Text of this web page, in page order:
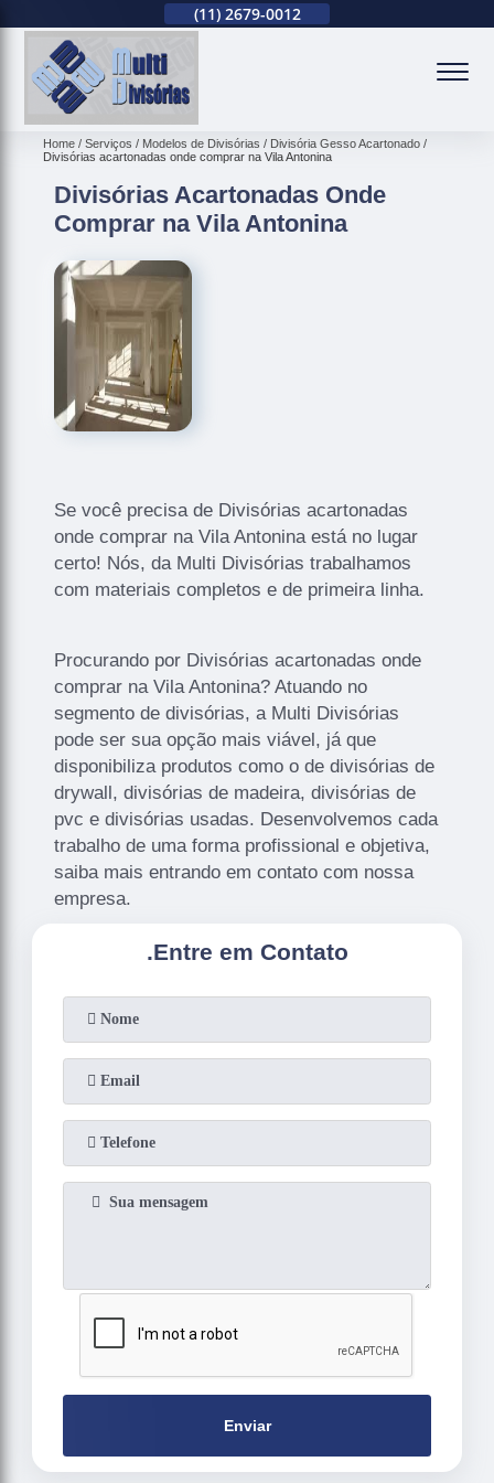
(11) 2679-0012
Home Serviços Modelos de Divisórias
Divisória Gesso Acartonado
Divisórias acartonadas onde comprar na Vila Antonina
Divisórias Acartonadas Onde
Comprar na Vila Antonina
Se você precisa de Divisórias acartonadas
onde comprar na Vila Antonina está no lugar
certo! Nós, da Multi Divisórias trabalhamos
com materiais completos e de primeira linha.
Procurando por Divisórias acartonadas onde
comprar na Vila Antonina? Atuando no
segmento de divisórias, a Multi Divisórias
pode ser sua opção mais viável, já que
disponibiliza produtos como o de divisórias de
drywall, divisórias de madeira, divisórias de
pvc e divisórias usadas. Desenvolvemos cada
trabalho de uma forma profissional e objetiva,
saiba mais entrando em contato com nossa
empresa.
.Entre em Contato
Enviar